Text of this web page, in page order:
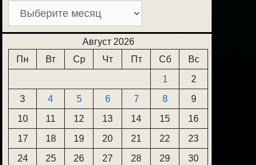
Август 2026
Пн
Вт Ср Чт Пт Сб
Вс
1
2
3
4 5 6 7 8
9
10
11 12 13 14 15
16
17
18 19 20 21 22
23
24
25 26 27 28 29
30